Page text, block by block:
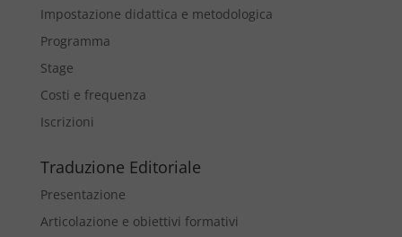
Impostazione didattica e metodologica
Programma
Stage
Costi e frequenza
Iscrizioni
Traduzione Editoriale
Presentazione
Articolazione e obiettivi formativi